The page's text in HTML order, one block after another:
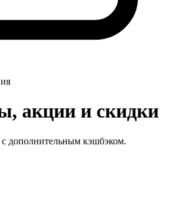
акции и скидки
дополнительным кэшбэком.